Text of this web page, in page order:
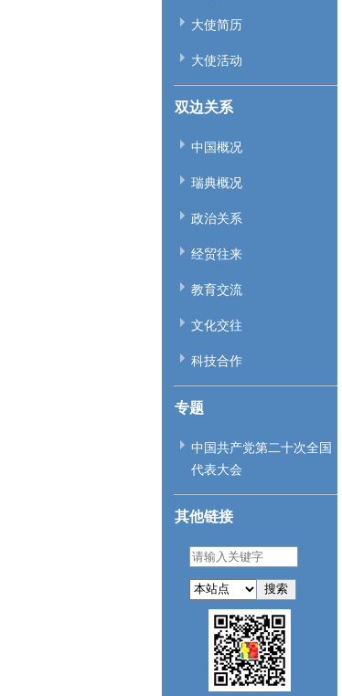
大使简历
大使活动
双边关系
中国概况
瑞典概况
政治关系
经贸往来
教育交流
文化交往
科技合作
专题
中国共产党第二十次全国
代表大会
其他链接